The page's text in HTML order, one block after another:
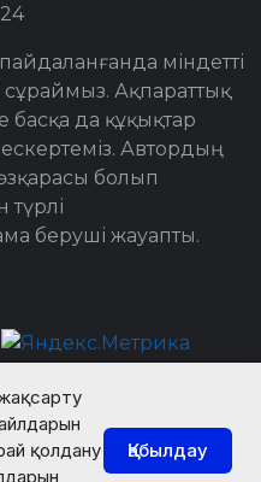
қолдану
Қабылдау
міндетті
сұраймыз. Ақпараттық
басқа да құқықтар
Автордың
болып
беруші жауапты.